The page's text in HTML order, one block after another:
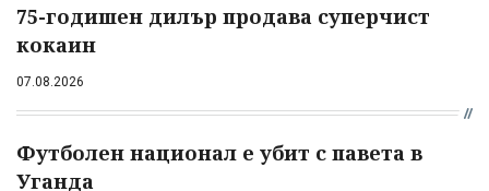
75-годишен дилър продава суперчист
кокаин
07.08.2026
Футболен национал е убит с павета в
Уганда